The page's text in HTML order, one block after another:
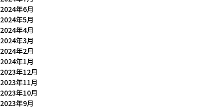
2024年6月
2024年5月
2024年4月
2024年3月
2024年2月
2024年1月
2023年12月
2023年11月
2023年10月
2023年9月